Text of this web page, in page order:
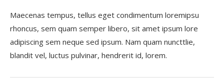
Maecenas tempus, tellus eget condimentum loremipsu
rhoncus, sem quam semper libero, sit amet ipsum lore
adipiscing sem neque sed ipsum. Nam quam nuncttlie,
blandit vel, luctus pulvinar, hendrerit id, lorem.